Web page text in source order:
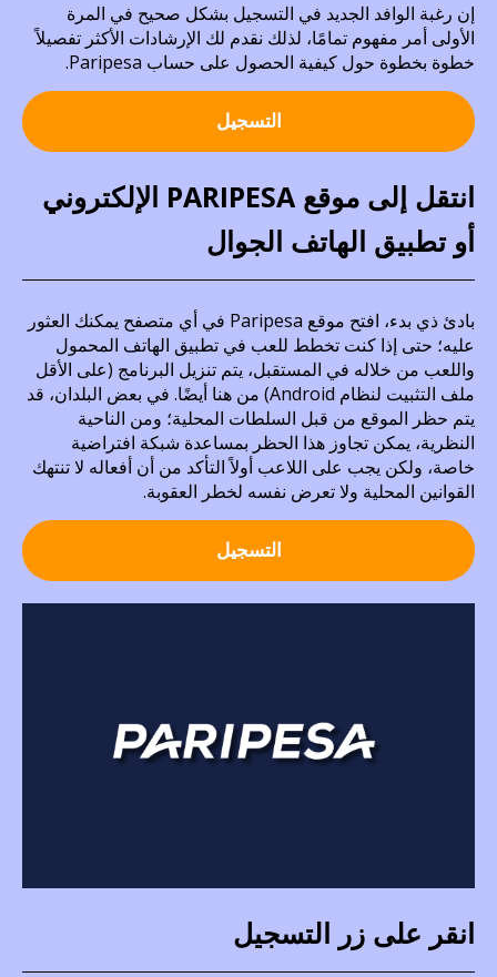
إن رغبة الوافد الجديد في التسجيل بشكل صحيح في المرة
الأولى أمر مفهوم تمامًا، لذلك نقدم لك الإرشادات الأكثر تفصيلاً
خطوة بخطوة حول كيفية الحصول على حساب Paripesa.
التسجيل
انتقل إلى موقع PARIPESA الإلكتروني
أو تطبيق الهاتف الجوال
بادئ ذي بدء، افتح موقع Paripesa في أي متصفح يمكنك العثور
عليه؛ حتى إذا كنت تخطط للعب في تطبيق الهاتف المحمول
واللعب من خلاله في المستقبل، يتم تنزيل البرنامج (على الأقل
ملف التثبيت لنظام Android) من هنا أيضًا. في بعض البلدان، قد
يتم حظر الموقع من قبل السلطات المحلية؛ ومن الناحية
النظرية، يمكن تجاوز هذا الحظر بمساعدة شبكة افتراضية
خاصة، ولكن يجب على اللاعب أولاً التأكد من أن أفعاله لا تنتهك
القوانين المحلية ولا تعرض نفسه لخطر العقوبة.
التسجيل
انقر على زر التسجيل